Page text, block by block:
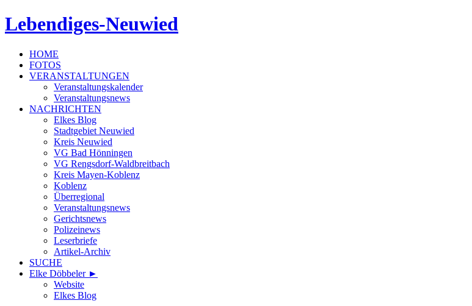
Lebendiges-Neuwied
HOME
FOTOS
VERANSTALTUNGEN
Veranstaltungskalender
Veranstaltungsnews
NACHRICHTEN
Elkes Blog
Stadtgebiet Neuwied
Kreis Neuwied
VG Bad Hönningen
VG Rengsdorf-Waldbreitbach
Kreis Mayen-Koblenz
Koblenz
Überregional
Veranstaltungsnews
Gerichtsnews
Polizeinews
Leserbriefe
Artikel-Archiv
SUCHE
Elke Döbbeler ►
Website
Elkes Blog